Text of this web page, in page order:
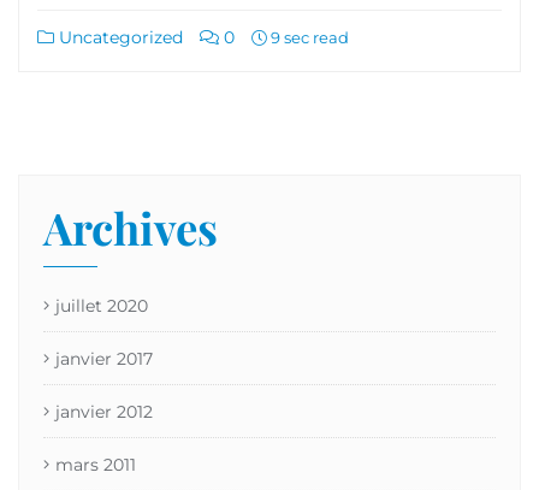
Uncategorized 0 9 sec read
Archives
juillet 2020
janvier 2017
janvier 2012
mars 2011